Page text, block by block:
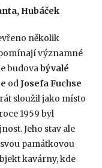
Hubáček
několik
významné
budovabývalé
odJosefa Fuchse
sloužil jako místo
1959 byl
Jeho stav ale
památkovou
kavárny, kde